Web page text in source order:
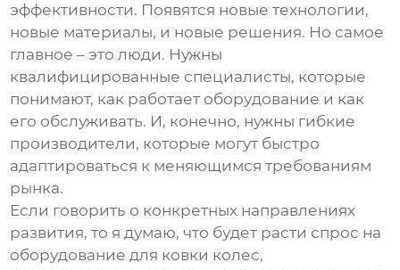
эффективности. Появятся новые технологии,
новые материалы, и новые решения. Но самое
главное – это люди. Нужны
квалифицированные специалисты, которые
понимают, как работает оборудование и как
его обслуживать. И, конечно, нужны гибкие
производители, которые могут быстро
адаптироваться к меняющимся требованиям
рынка.
Если говорить о конкретных направлениях
развития, то я думаю, что будет расти спрос на
оборудование для ковки колес,